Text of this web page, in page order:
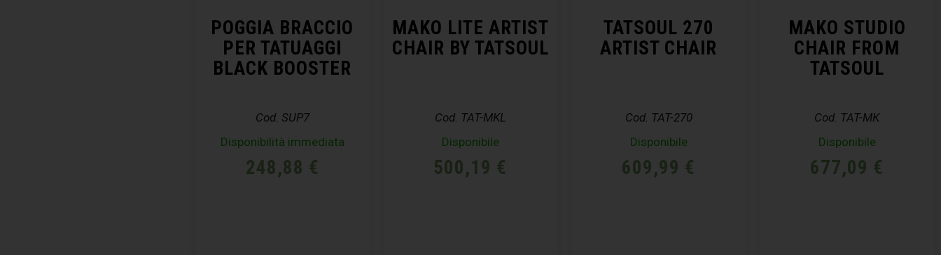
POGGIA BRACCIO
PER TATUAGGI
BLACK BOOSTER
Cod. SUP7
Disponibilità immediata
248,88 €
MAKO LITE ARTIST
CHAIR BY TATSOUL
Cod. TAT-MKL
Disponibile
500,19 €
TATSOUL 270
ARTIST CHAIR
Cod. TAT-270
Disponibile
609,99 €
MAKO STUDIO
CHAIR FROM
TATSOUL
Cod. TAT-MK
Disponibile
677,09 €